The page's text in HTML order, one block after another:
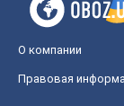
О компании
Правовая